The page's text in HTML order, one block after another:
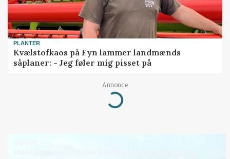
PLANTER
Kvælstofkaos på Fyn lammer landmænds
såplaner: - Jeg føler mig pisset på
Annonce
Loading...